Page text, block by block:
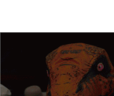
轉
要